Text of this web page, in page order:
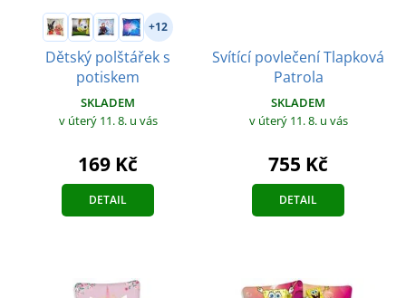
+12
Dětský polštářek s
potiskem
SKLADEM
v úterý 11. 8. u vás
169 Kč
DETAIL
Svítící povlečení Tlapková
Patrola
SKLADEM
v úterý 11. 8. u vás
755 Kč
DETAIL